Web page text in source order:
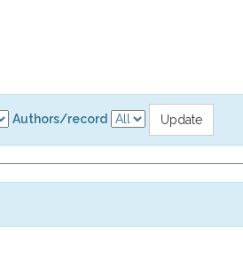
Authors/record